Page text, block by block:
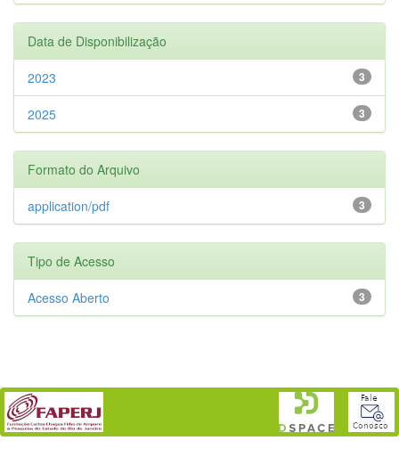
Data de Disponibilização
3
2023
3
2025
Formato do Arquivo
3
application/pdf
Tipo de Acesso
3
Acesso Aberto